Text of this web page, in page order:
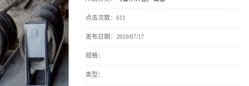
点击次数： 611
发布日期： 2019/07/17
规格：
类型：